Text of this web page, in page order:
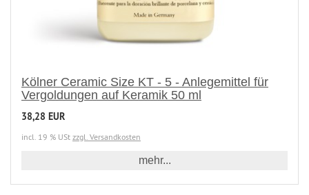
Kölner Ceramic Size KT - 5 - Anlegemittel für
Vergoldungen auf Keramik 50 ml
38,28 EUR
incl. 19 % USt zzgl. Versandkosten
mehr...